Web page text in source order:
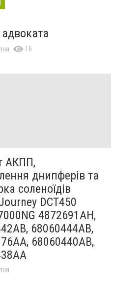
16
АКПП,
днипферів та
соленоїдів
DCT450
4872691AH,
68060444AB,
68060440AB,